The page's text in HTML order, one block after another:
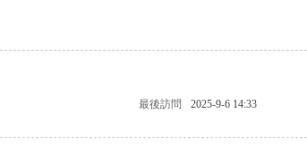
最後訪問 2025-9-6 14:33